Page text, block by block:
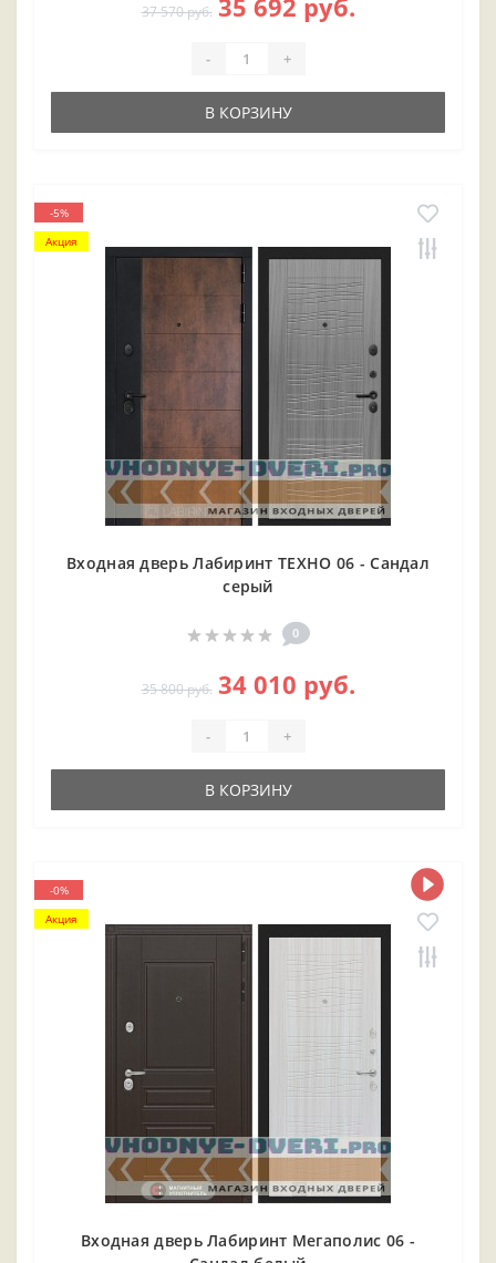
37 570 руб. 35 692 руб.
- +
В КОРЗИНУ
-5%
Акция
Входная дверь Лабиринт ТЕХНО 06 - Сандал
серый
0
35 800 руб. 34 010 руб.
- +
В КОРЗИНУ
-0%
Акция
Входная дверь Лабиринт Мегаполис 06 -